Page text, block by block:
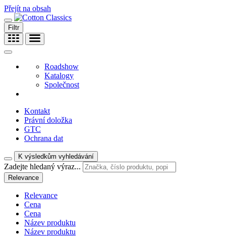
Přejít na obsah
Filtr
Roadshow
Katalogy
Společnost
Kontakt
Právní doložka
GTC
Ochrana dat
K výsledkům vyhledávání
Zadejte hledaný výraz...
Relevance
Relevance
Cena
Cena
Název produktu
Název produktu